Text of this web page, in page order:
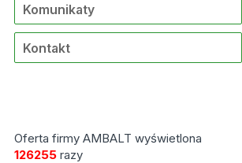
Komunikaty
Kontakt
Oferta firmy AMBALT wyświetlona
126255razy